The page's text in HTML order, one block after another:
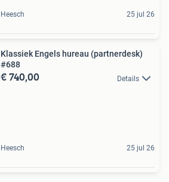
Heesch 25 jul 26
Klassiek Engels hureau (partnerdesk)
#688
€ 740,00 Details
Heesch 25 jul 26